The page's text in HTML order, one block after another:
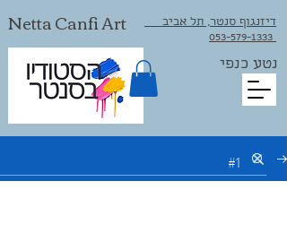
דיזנגוף סנטר, תל אביב
053-579-1333⁩
Netta Canfi Art
נטע כנפי